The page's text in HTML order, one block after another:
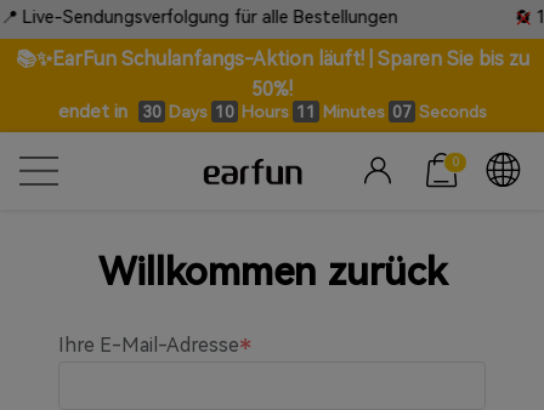
Live-Sendungsverfolgung für alle Bestellungen 🔄
📚✨EarFun Schulanfangs-Aktion läuft! | Sparen Sie bis zu
50%!
endet in 30 Days 10 Hours 11 Minutes 07 Seconds
0
Willkommen zurück
Ihre E-Mail-Adresse